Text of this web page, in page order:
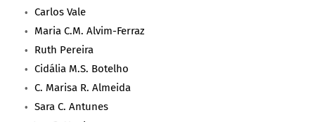
Carlos Vale
Maria C.M. Alvim-Ferraz
Ruth Pereira
Cidália M.S. Botelho
C. Marisa R. Almeida
Sara C. Antunes